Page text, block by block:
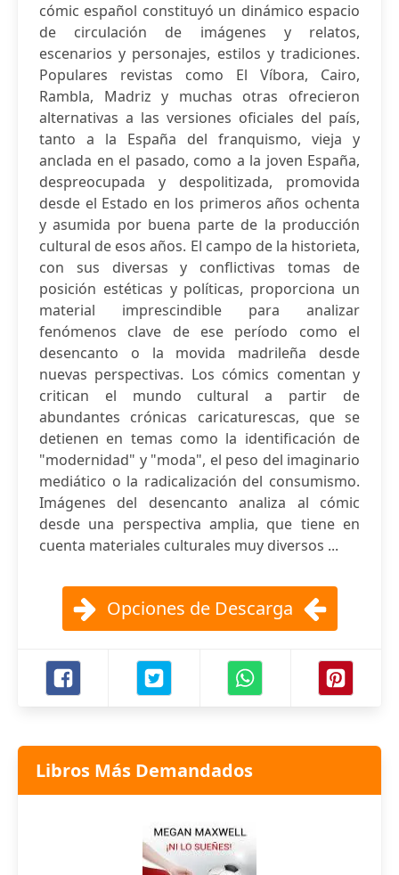
cómic español constituyó un dinámico espacio
de circulación de imágenes y relatos,
escenarios y personajes, estilos y tradiciones.
Populares revistas como El Víbora, Cairo,
Rambla, Madriz y muchas otras ofrecieron
alternativas a las versiones oficiales del país,
tanto a la España del franquismo, vieja y
anclada en el pasado, como a la joven España,
despreocupada y despolitizada, promovida
desde el Estado en los primeros años ochenta
y asumida por buena parte de la producción
cultural de esos años. El campo de la historieta,
con sus diversas y conflictivas tomas de
posición estéticas y políticas, proporciona un
material imprescindible para analizar
fenómenos clave de ese período como el
desencanto o la movida madrileña desde
nuevas perspectivas. Los cómics comentan y
critican el mundo cultural a partir de
abundantes crónicas caricaturescas, que se
detienen en temas como la identificación de
"modernidad" y "moda", el peso del imaginario
mediático o la radicalización del consumismo.
Imágenes del desencanto analiza al cómic
desde una perspectiva amplia, que tiene en
cuenta materiales culturales muy diversos ...
Opciones de Descarga
Libros Más Demandados